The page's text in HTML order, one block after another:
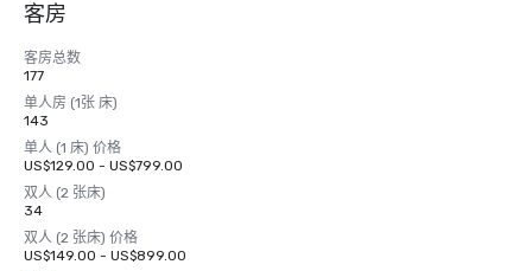
客房
客房总数
177
单人房 (1张 床)
143
单人 (1 床) 价格
US$129.00 - US$799.00
双人 (2 张床)
34
双人 (2 张床) 价格
US$149.00 - US$899.00